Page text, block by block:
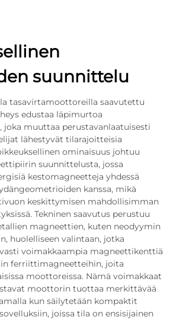
suunnittelu
tasavirtamoottoreilla saavutettu
edustaa läpimurtoa
muuttaa perustavanlaatuisesti
lähestyvät tilarajoitteisia
ominaisuus johtuu
suunnittelusta, jossa
kestomagneetteja yhdessä
kanssa, mikä
keskittymisen mahdollisimman
Tekninen saavutus perustuu
magneettien, kuten neodyymin
huolelliseen valintaan, jotka
voimakkaampia magneettikenttiä
ferriittimagneetteihin, joita
moottoreissa. Nämä voimakkaat
moottorin tuottaa merkittävää
kun säilytetään kompaktit
joissa tila on ensisijainen